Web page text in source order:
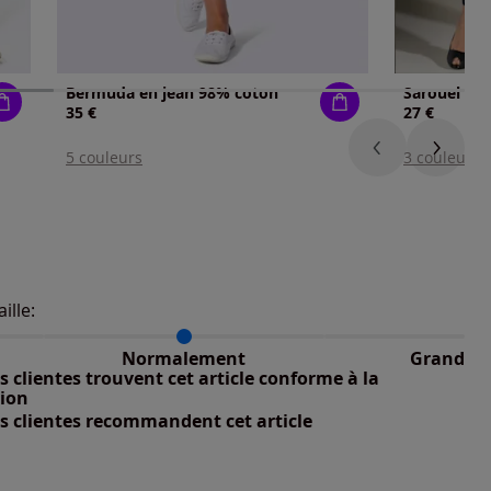
Bermuda en jean 98% coton
35 €
5 couleurs
Sarouel
27 €
3 couleurs
Normalement Grand
taillant selon les avis clients
: 0%
clientes trouvent cet article conforme à la
clientes recommandent cet article